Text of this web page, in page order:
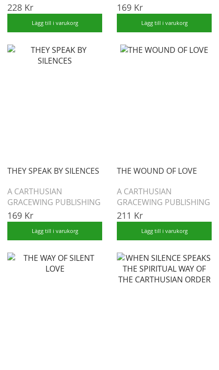
228 Kr
Lägg till i varukorg
169 Kr
Lägg till i varukorg
THEY SPEAK BY SILENCES
A CARTHUSIAN
GRACEWING PUBLISHING
169 Kr
Lägg till i varukorg
THE WOUND OF LOVE
A CARTHUSIAN
GRACEWING PUBLISHING
211 Kr
Lägg till i varukorg